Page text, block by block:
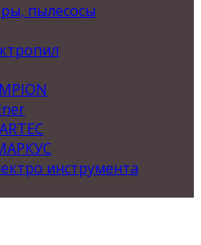
пылесосы
инструмента